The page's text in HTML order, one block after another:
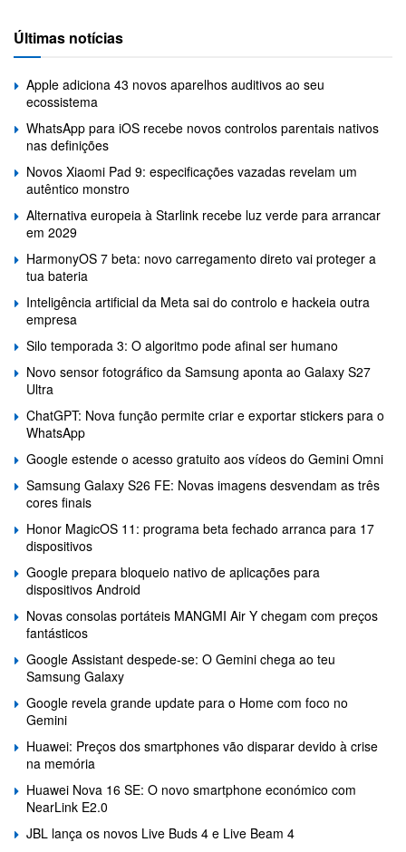
Últimas notícias
Apple adiciona 43 novos aparelhos auditivos ao seu
ecossistema
WhatsApp para iOS recebe novos controlos parentais nativos
nas definições
Novos Xiaomi Pad 9: especificações vazadas revelam um
autêntico monstro
Alternativa europeia à Starlink recebe luz verde para arrancar
em 2029
HarmonyOS 7 beta: novo carregamento direto vai proteger a
tua bateria
Inteligência artificial da Meta sai do controlo e hackeia outra
empresa
Silo temporada 3: O algoritmo pode afinal ser humano
Novo sensor fotográfico da Samsung aponta ao Galaxy S27
Ultra
ChatGPT: Nova função permite criar e exportar stickers para o
WhatsApp
Google estende o acesso gratuito aos vídeos do Gemini Omni
Samsung Galaxy S26 FE: Novas imagens desvendam as três
cores finais
Honor MagicOS 11: programa beta fechado arranca para 17
dispositivos
Google prepara bloqueio nativo de aplicações para
dispositivos Android
Novas consolas portáteis MANGMI Air Y chegam com preços
fantásticos
Google Assistant despede-se: O Gemini chega ao teu
Samsung Galaxy
Google revela grande update para o Home com foco no
Gemini
Huawei: Preços dos smartphones vão disparar devido à crise
na memória
Huawei Nova 16 SE: O novo smartphone económico com
NearLink E2.0
JBL lança os novos Live Buds 4 e Live Beam 4